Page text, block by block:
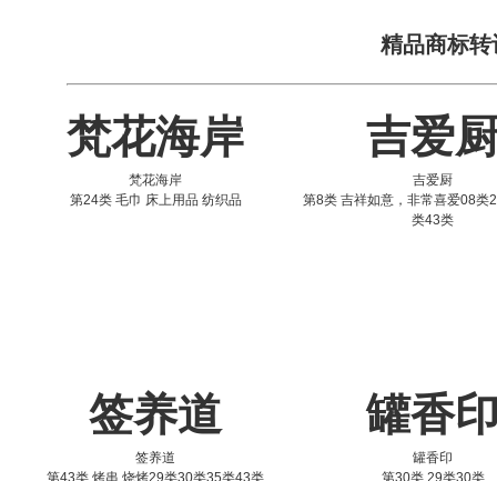
精品商标转
梵花海岸
梵花海岸
第24类 毛巾 床上用品 纺织品
吉爱
吉爱厨
第8类 吉祥如意，非常喜爱08类
类43类
签养道
签养道
第43类 烤串 烧烤29类30类35类43类
罐香
罐香印
第30类 29类30类